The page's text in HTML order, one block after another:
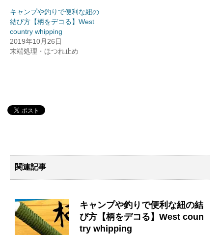
キャンプや釣りで便利な紐の
結び方【柄をデコる】West
country whipping
2019年10月26日
末端処理・ほつれ止め
関連記事
キャンプや釣りで便利な紐の結
び方【柄をデコる】West coun
try whipping